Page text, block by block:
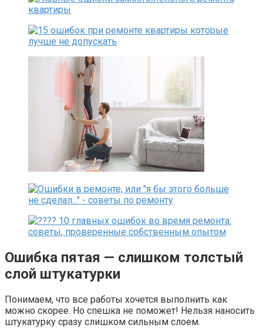
Ошибка пятая — слишком толстый
слой штукатурки
Понимаем, что все работы хочется выполнить как
можно скорее. Но спешка не поможет! Нельзя наносить
штукатурку сразу слишком сильным слоем.